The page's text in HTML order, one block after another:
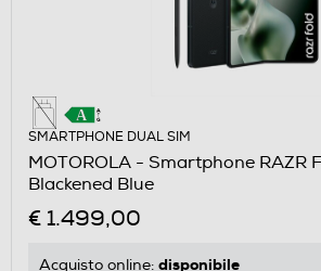
SMARTPHONE DUAL SIM
MOTOROLA - Smartphone RAZR
Blackened Blue
€ 1.499,00
Acquisto online: disponibile